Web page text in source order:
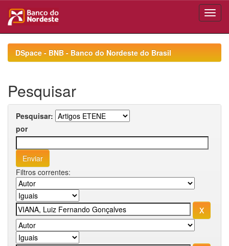
navigationDSpace - BNB - Banco do Nordeste do Brasil
Pesquisar
Pesquisar:
por
Filtros correntes: